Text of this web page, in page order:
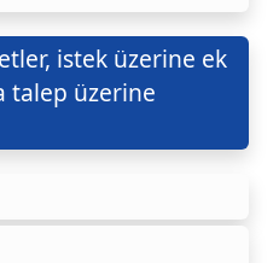
istek üzerine ek
talep üzerine